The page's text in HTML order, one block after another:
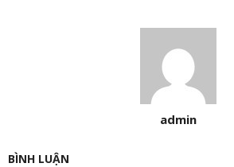
admin
BÌNH LUẬN